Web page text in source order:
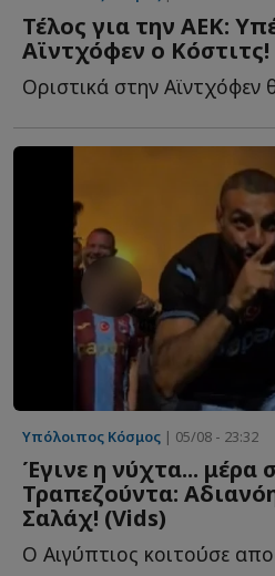
Τέλος για την ΑΕΚ:
Αϊντχόφεν ο Κόστιτς!
Υπόλοιπος Κόσμος | 05/08 - 23:32
Έγινε η νύχτα... μέρα
Τραπεζούντα:
Σαλάχ! (Vids)